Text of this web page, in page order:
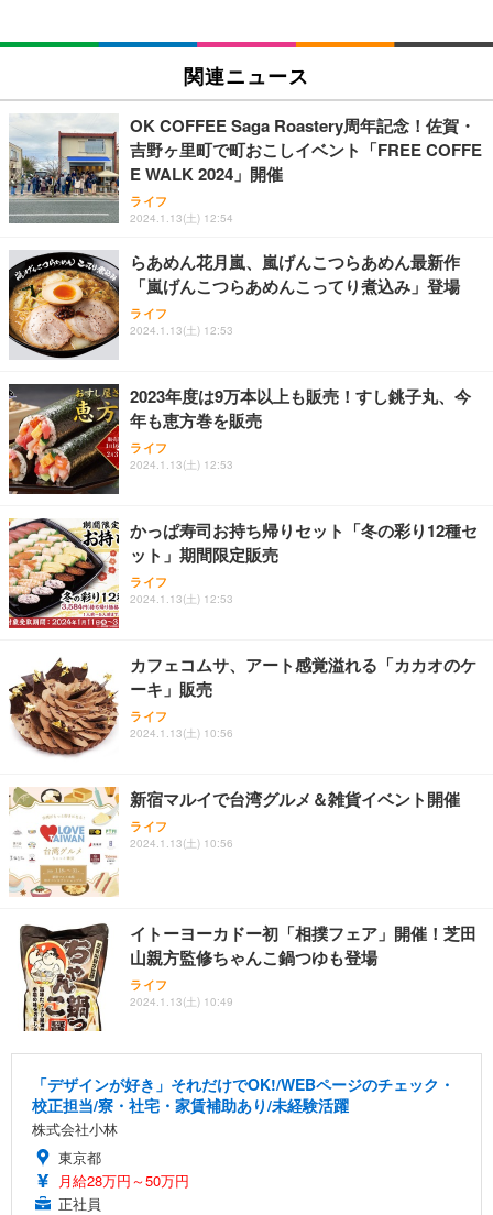
SIHOO B100 オフィスチェア／デスクチェア メッシ
ュチェア 人間工学 疲れない ブラック
￥27,999
Sezlife オフィスチェア デスクチェア 疲れない テレ
ワーク チェア 強化バックレスト 30度ロッキング機
能 人間工学 椅子 腰サポート 90度跳ね上げ式アーム
レスト 3Dヘッドレスト ハンガー付き 高反発クッシ
務用 おしゃれ パソコンチェア (ブラック)
Sezlife オフィスチェア デスクチェア 疲れない テレ
ワーク チェア 強化バックレスト 30度ロッキング機
能 人間工学 椅子 腰サポート 90度跳ね上げ式アーム
務用 おしゃれ パソコンチェア (ホワイト)
ANDWINT オフィスチェア デスクチェア 肘なし メ
ッシュ 通気性 ランバーサポート付き 腰サポート ガ
ス圧無段階昇降 360度回転 キャスター付き コンパク
EIZO ビジネス向けプレミアムモニター | FlexScan
￥109,572
【純正品】27"ゲーミングモニター DualSense 充電
フック付き（CFI-ZDM1J）
￥49,979
【整備済み品】Dell E2724HS 27インチ 液晶モニタ
ー フルHD（1920×1080）VA 非光沢 HDMI/DisplayP
ort/VGA スピーカー内蔵 高さ調整 スイベル VESA対
【MiniLED/24.5inch/280Hz/FHD】GRAPHT THE S
HOOTER Gaming Monitor 24” Essential ゲーミン
グモニター QD 24.5インチ 1ms FHD 量子ドット 残
Amazonベーシック ペットシーツ 厚型 ワイド 42枚
x2袋(84枚) ホワイト(吸収面:ライトブルー)
￥3,234
ネオ・ルーライフ ネオ・オムツ L 中型犬用 26枚入
り 単品
￥1,800
Smart Basic(スマートベーシック) 【Amazon.co.jp
限定】 Smart Basic アイリスオーヤマ ペットシーツ
超厚型 お徳用 ワイド 100枚入 (x 1) (ケース販売)
アイリスオーヤマ ペットシーツ 超厚型 お徳用 レギ
ュラー 200枚入【Amazon.co.jp限定】
関連ニュース
OK COFFEE Saga Roastery周年記念！佐賀・
吉野ヶ里町で町おこしイベント「FREE COFFE
E WALK 2024」開催
ライフ
2024.1.13(土) 12:54
らあめん花月嵐、嵐げんこつらあめん最新作
「嵐げんこつらあめんこってり煮込み」登場
ライフ
2024.1.13(土) 12:53
2023年度は9万本以上も販売！すし銚子丸、今
年も恵方巻を販売
ライフ
2024.1.13(土) 12:53
かっぱ寿司お持ち帰りセット「冬の彩り12種セ
ット」期間限定販売
ライフ
2024.1.13(土) 12:53
カフェコムサ、アート感覚溢れる「カカオのケ
ーキ」販売
ライフ
2024.1.13(土) 10:56
新宿マルイで台湾グルメ＆雑貨イベント開催
ライフ
2024.1.13(土) 10:56
イトーヨーカドー初「相撲フェア」開催！芝田
山親方監修ちゃんこ鍋つゆも登場
ライフ
2024.1.13(土) 10:49
「デザインが好き」それだけでOK!/WEBページのチェック・
校正担当/寮・社宅・家賃補助あり/未経験活躍
株式会社小林
東京都
月給28万円～50万円
正社員